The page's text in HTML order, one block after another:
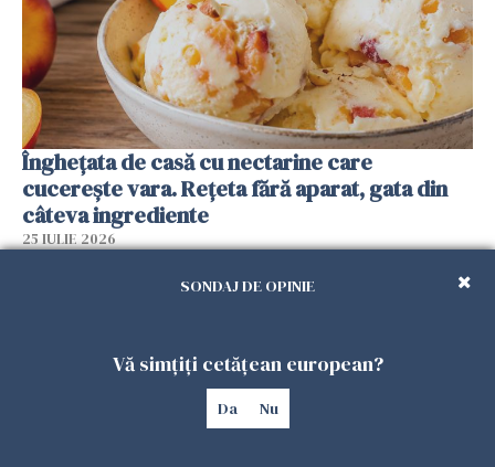
Înghețata de casă cu nectarine care
cucerește vara. Rețeta fără aparat, gata din
câteva ingrediente
25 IULIE 2026
SONDAJ DE OPINIE
Vă simțiți cetățean european?
Da Nu